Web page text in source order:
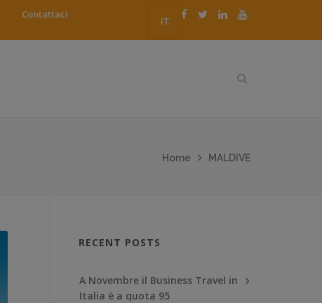
IT
Contattaci
Home MALDIVE
RECENT POSTS
A Novembre il Business Travel in
Italia è a quota 95